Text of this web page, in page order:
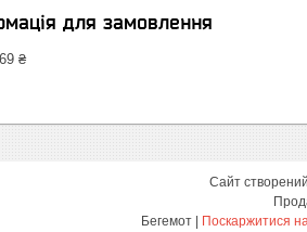
для замовлення
₴
Сайт
Поскаржитися